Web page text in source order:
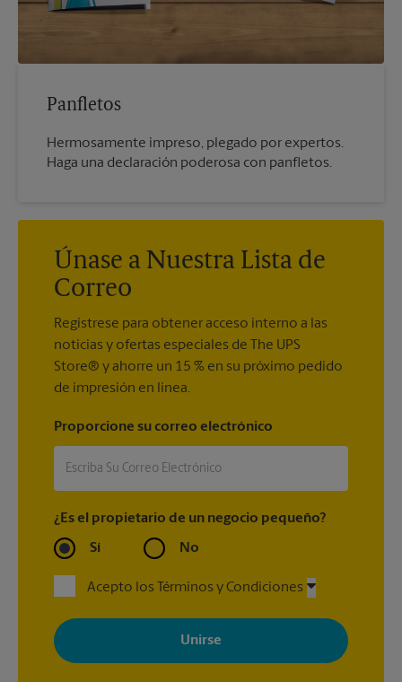
Panfletos
Hermosamente impreso, plegado por expertos.
Haga una declaración poderosa con panfletos.
Únase a Nuestra Lista de
Correo
Regístrese para obtener acceso interno a las
noticias y ofertas especiales de The UPS
Store® y ahorre un 15 % en su próximo pedido
de impresión en línea.
Proporcione su correo electrónico
¿Es el propietario de un negocio pequeño?
Sí No
Acepto los Términos y Condiciones
Al registrarse, acepta recibir correos electrónicos de The UPS
Store con noticias, ofertas especiales, promociones y mensajes
adaptados a sus intereses. Puede darse de baja en cualquier
momento. Para más información, consulte nuestra política de